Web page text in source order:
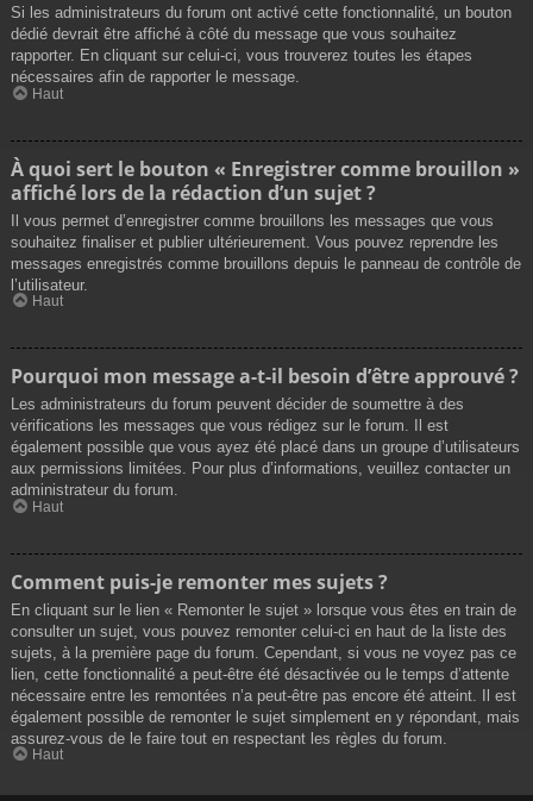
Si les administrateurs du forum ont activé cette fonctionnalité, un bouton
dédié devrait être affiché à côté du message que vous souhaitez
rapporter. En cliquant sur celui-ci, vous trouverez toutes les étapes
nécessaires afin de rapporter le message.
Haut
À quoi sert le bouton « Enregistrer comme brouillon »
affiché lors de la rédaction d’un sujet ?
Il vous permet d’enregistrer comme brouillons les messages que vous
souhaitez finaliser et publier ultérieurement. Vous pouvez reprendre les
messages enregistrés comme brouillons depuis le panneau de contrôle de
l’utilisateur.
Haut
Pourquoi mon message a-t-il besoin d’être approuvé ?
Les administrateurs du forum peuvent décider de soumettre à des
vérifications les messages que vous rédigez sur le forum. Il est
également possible que vous ayez été placé dans un groupe d’utilisateurs
aux permissions limitées. Pour plus d’informations, veuillez contacter un
administrateur du forum.
Haut
Comment puis-je remonter mes sujets ?
En cliquant sur le lien « Remonter le sujet » lorsque vous êtes en train de
consulter un sujet, vous pouvez remonter celui-ci en haut de la liste des
sujets, à la première page du forum. Cependant, si vous ne voyez pas ce
lien, cette fonctionnalité a peut-être été désactivée ou le temps d’attente
nécessaire entre les remontées n’a peut-être pas encore été atteint. Il est
également possible de remonter le sujet simplement en y répondant, mais
assurez-vous de le faire tout en respectant les règles du forum.
Haut